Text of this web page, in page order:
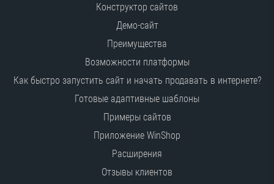
Конструктор сайтов
Демо-сайт
Преимущества
Возможности платформы
Как быстро запустить сайт и начать продавать в интернете?
Готовые адаптивные шаблоны
Примеры сайтов
Приложение WinShop
Расширения
Отзывы клиентов